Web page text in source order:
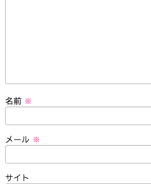
名前 ※
メール ※
サイト